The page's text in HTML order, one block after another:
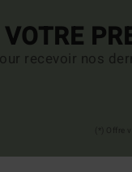
recevoir nos